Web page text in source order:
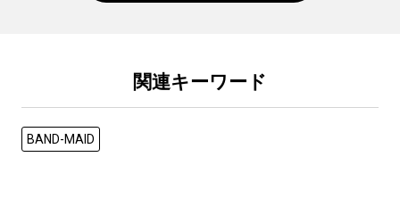
関連キーワード
BAND-MAID